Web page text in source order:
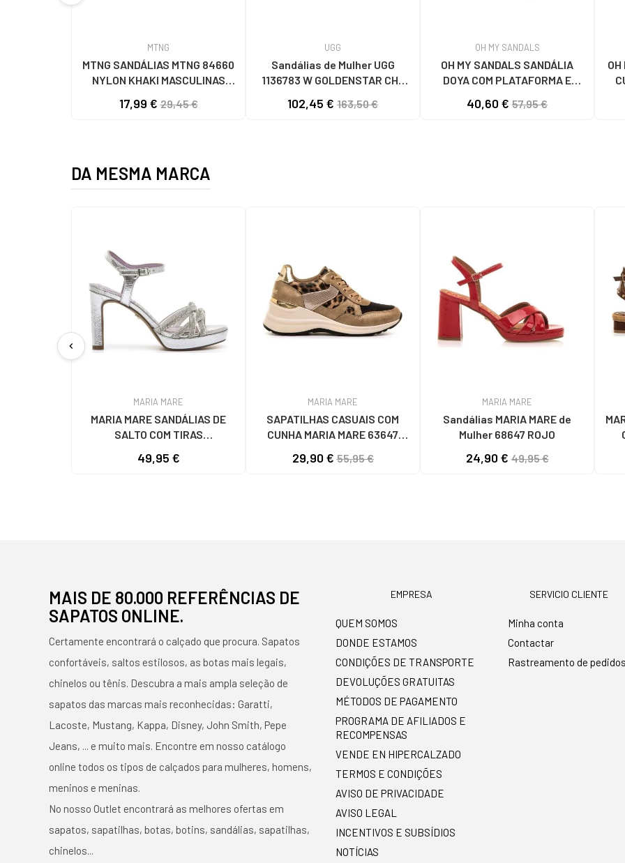
MTNG
MTNG SANDÁLIAS MTNG 84660
NYLON KHAKI MASCULINAS
17,99 €29,45 €
UGG
Sandálias de Mulher UGG
1136783 W GOLDENSTAR CHE
102,45 € 163,50 €
OH MY SANDALS
OH MY SANDALS SANDÁLIA
DOYA COM PLATAFORMA E
BLANCO
40,60 € 57,95 €
DA MESMA MARCA
chevron_left
MARIA MARE
MARIA MARE SANDÁLIAS DE
SALTO COM TIRAS
MODELO 68687 PLATA
49,95 €
MARIA MARE
SAPATILHAS CASUAIS COM
CUNHA MARIA MARE 63647
DETALHES DOURADOS MARRóN
29,90 €55,95 €
MARIA MARE
Sandálias MARIA MARE de
Mulher 68647 ROJO
24,90 €49,95 €
MAIS DE 80.000 REFERÊNCIAS DE
SAPATOS ONLINE.
Certamente encontrará o calçado que procura. Sapatos
confortáveis, saltos estilosos, as botas mais legais,
chinelos ou tênis. Descubra a mais ampla seleção de
sapatos das marcas mais reconhecidas: Garatti,
Lacoste, Mustang, Kappa, Disney, John Smith, Pepe
Jeans, ... e muito mais. Encontre em nosso catálogo
online todos os tipos de calçados para mulheres, homens,
meninos e meninas.
No nosso Outlet encontrará as melhores ofertas em
sapatos, sapatilhas, botas, botins, sandálias, sapatilhas,
chinelos...
EMPRESA
QUEM SOMOS
DONDE ESTAMOS
CONDIÇÕES DE TRANSPORTE
DEVOLUÇÕES GRATUITAS
MÉTODOS DE PAGAMENTO
PROGRAMA DE AFILIADOS E
RECOMPENSAS
VENDE EN HIPERCALZADO
TERMOS E CONDIÇÕES
AVISO DE PRIVACIDADE
AVISO LEGAL
INCENTIVOS E SUBSÍDIOS
NOTÍCIAS
SERVICIO CLIENTE
Minha conta
Contactar
Rastreamento de pedidos